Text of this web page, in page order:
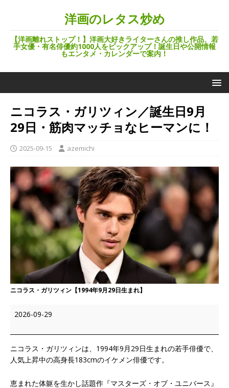
洋画のレタス炒め
【洋画離れストップ！】洋画大好きライターさんの推し作品、若
手女優・有名俳優約1000人をピックアップ！誕生日や公開情報
もエンタメ・カレンダーで案内！
ニコラス・ガリツィン／誕生日9月
29日・筋肉マッチョなヒーマンに！
2025-09-15 azemichi
ニコラス・ガリツィン【1994年9月29日生まれ】
2026-09-29
ニコラス・ガリツィンは、1994年9月29日生まれの若手俳優で、
人気上昇中の高身長183cmのイケメン俳優です。
恵まれた体躯を生かし話題作『マスターズ・オブ・ユニバース』